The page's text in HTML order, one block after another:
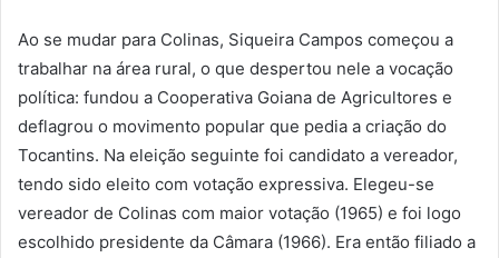
Ao se mudar para Colinas, Siqueira Campos começou a
trabalhar na área rural, o que despertou nele a vocação
política: fundou a Cooperativa Goiana de Agricultores e
deflagrou o movimento popular que pedia a criação do
Tocantins. Na eleição seguinte foi candidato a vereador,
tendo sido eleito com votação expressiva. Elegeu-se
vereador de Colinas com maior votação (1965) e foi logo
escolhido presidente da Câmara (1966). Era então filiado a